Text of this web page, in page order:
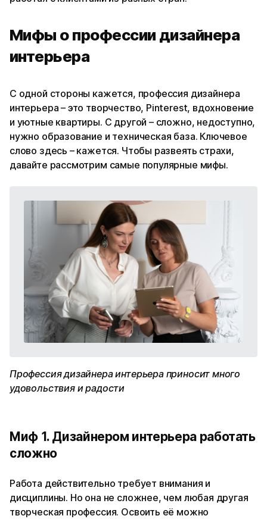
Мифы о профессии дизайнера
интерьера
С одной стороны кажется, профессия дизайнера
интерьера – это творчество, Pinterest, вдохновение
и уютные квартиры. С другой – сложно, недоступно,
нужно образование и техническая база. Ключевое
слово здесь – кажется. Чтобы развеять страхи,
давайте рассмотрим самые популярные мифы.
Профессия дизайнера интерьера приносит много
удовольствия и радости
Миф 1. Дизайнером интерьера работать
сложно
Работа действительно требует внимания и
дисциплины. Но она не сложнее, чем любая другая
творческая профессия. Освоить её можно